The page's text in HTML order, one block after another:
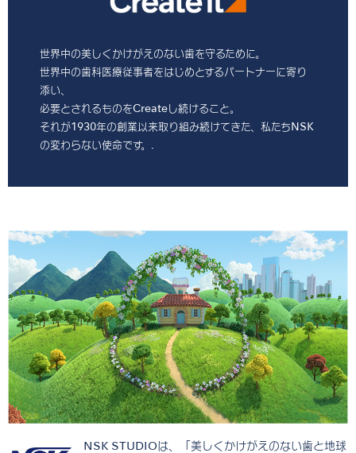
世界中の美しくかけがえのない歯を守るために。
世界中の歯科医療従事者をはじめとするパートナーに寄り
添い、
必要とされるものをCreateし続けること。
それが1930年の創業以来取り組み続けてきた、私たちNSK
の変わらない使命です。.
NSK STUDIOは、「美しくかけがえのない歯と地球